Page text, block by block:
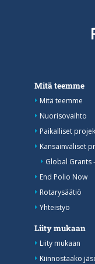
Mitä teemme
Mitä teemme
Nuorisovaihto
Paikalliset
Kansainväliset
Global Grants
End Polio Now
Rotarysäätiö
Yhteistyö
Liity mukaan
Liity mukaan
Kiinnostaako